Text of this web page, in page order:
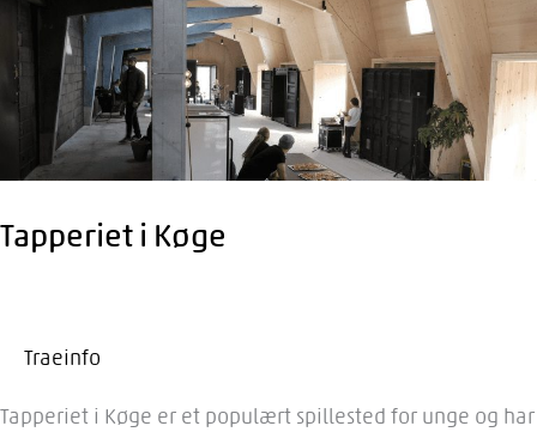
Tapperiet i Køge
Traeinfo
Tapperiet i Køge er et populært spillested for unge og har